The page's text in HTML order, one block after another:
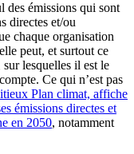
des émissions qui sont
directes et/ou
chaque organisation
peut, et surtout ce
lesquelles il est le
Ce qui n’est pas
Plan climat, affiche
émissions directes et
en 2050, notamment